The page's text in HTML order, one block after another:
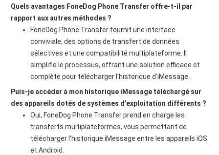
Quels avantages FoneDog Phone Transfer offre-t-il par
rapport aux autres méthodes ?
FoneDog Phone Transfer fournit une interface
conviviale, des options de transfert de données
sélectives et une compatibilité multiplateforme. Il
simplifie le processus, offrant une solution efficace et
complète pour télécharger l'historique d'iMessage.
Puis-je accéder à mon historique iMessage téléchargé sur
des appareils dotés de systèmes d'exploitation différents ?
Oui, FoneDog Phone Transfer prend en charge les
transferts multiplateformes, vous permettant de
télécharger l'historique iMessage entre les appareils iOS
et Android.